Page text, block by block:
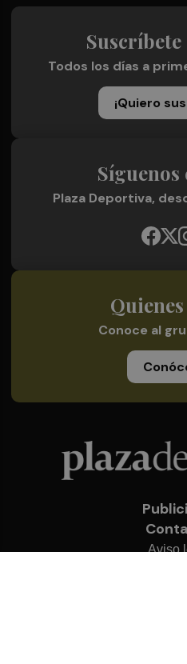
Todos los días a
¡Quiero
Síguenos
Plaza Deportiva,
Conoce al
Aviso